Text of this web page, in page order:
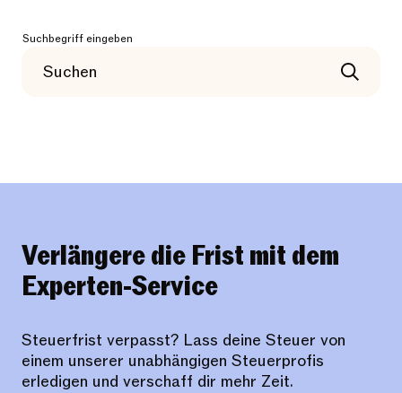
Suchbegriff eingeben
Verlängere die Frist mit dem
Experten-Service
Steuerfrist verpasst? Lass deine Steuer von
einem unserer unabhängigen Steuerprofis
erledigen und verschaff dir mehr Zeit.